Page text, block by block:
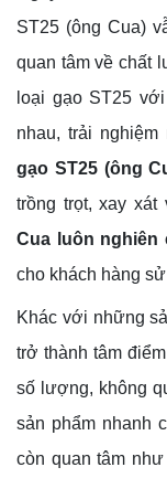
ST25 (ông Cua)
quan tâm về chất
loại gạo ST25
nhau, trải
gạo ST25 (ông
trồng trọt, xay xát
Cua luôn
cho khách hàng
Khác với những
trở thành tâm
số lượng, không
sản phẩm nhanh
còn quan tâm